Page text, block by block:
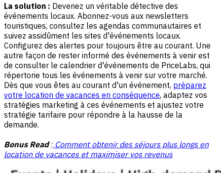
La solution : Devenez un véritable détective des
événements locaux. Abonnez-vous aux newsletters
touristiques, consultez les agendas communautaires et
suivez assidûment les sites d'événements locaux.
Configurez des alertes pour toujours être au courant. Une
autre façon de rester informé des événements à venir est
de consulter le calendrier d'événements de PriceLabs, qui
répertorie tous les événements à venir sur votre marché.
Dès que vous êtes au courant d'un événement, préparez
votre location de vacances en conséquence, adaptez vos
stratégies marketing à ces événements et ajustez votre
stratégie tarifaire pour répondre à la hausse de la
demande.
Bonus Read: Comment obtenir des séjours plus longs en
location de vacances et maximiser vos revenus